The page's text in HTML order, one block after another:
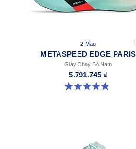
2 Màu
METASPEED EDGE PARIS
Giày Chạy Bộ Nam
5.791.745 ₫
4.8 trong số 5 sao. 787 đánh giá